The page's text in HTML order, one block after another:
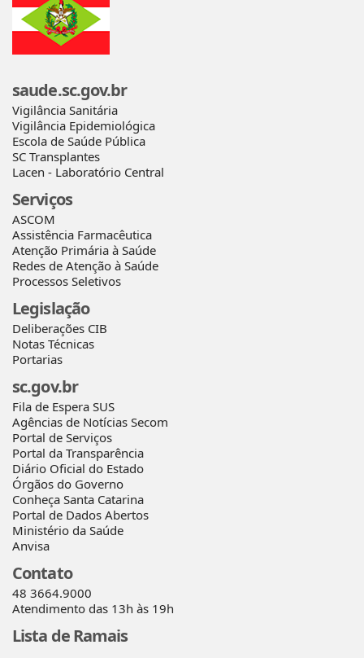
saude.sc.gov.br
Vigilância Sanitária
Vigilância Epidemiológica
Escola de Saúde Pública
SC Transplantes
Lacen - Laboratório Central
Serviços
ASCOM
Assistência Farmacêutica
Atenção Primária à Saúde
Redes de Atenção à Saúde
Processos Seletivos
Legislação
Deliberações CIB
Notas Técnicas
Portarias
sc.gov.br
Fila de Espera SUS
Agências de Notícias Secom
Portal de Serviços
Portal da Transparência
Diário Oficial do Estado
Órgãos do Governo
Conheça Santa Catarina
Portal de Dados Abertos
Ministério da Saúde
Anvisa
Contato
48 3664.9000
Atendimento das 13h às 19h
Lista de Ramais